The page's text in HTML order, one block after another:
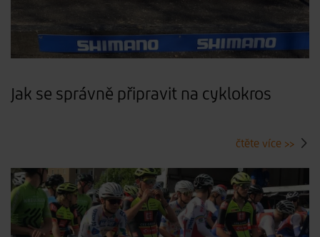
Jak se správně připravit na cyklokros
čtěte více >>